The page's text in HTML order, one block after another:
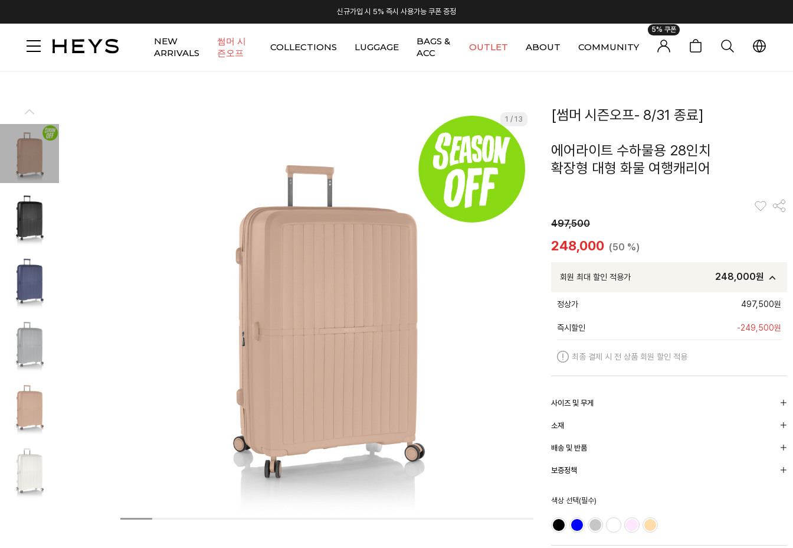
신규가입 시 5% 즉시 사용가능 쿠폰 증정
NEW
ARRIVALS
썸머 시
즌오프
COLLECTIONS LUGGAGE
BAGS &
ACC
OUTLET ABOUT COMMUNITY
5% 쿠폰
1 / 13 [썸머 시즌오프- 8/31 종료]
에어라이트 수하물용 28인치
확장형 대형 화물 여행캐리어
497,500
248,000 (50 %)
회원 최대 할인 적용가 248,000원
정상가 497,500원
즉시할인 -249,500원
최종 결제 시 전 상품 회원 할인 적용
사이즈 및 무게
소재
배송 및 반품
보증정책
색상 선택(필수)